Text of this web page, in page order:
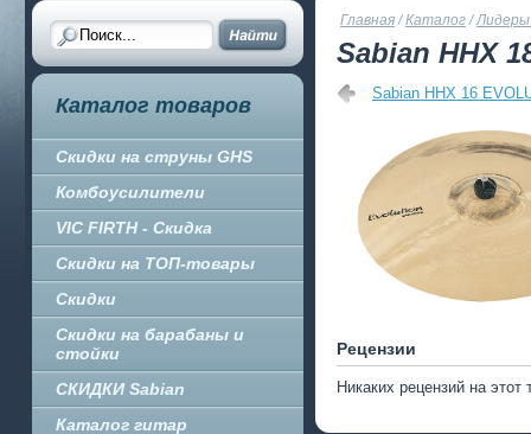
Каталог товаров
Скидки на струны GHS
Комбоусилители
VIC FIRTH - Скидка
Скидки на ТОП-товары
Скидки
Скидки на барабаны и
стойки
СКИДКИ Sabian
Каталог гитар
Главная/Каталог/
Sabian HHX
Sabian HHX 16
Рецензии
Никаких рецензий на этот